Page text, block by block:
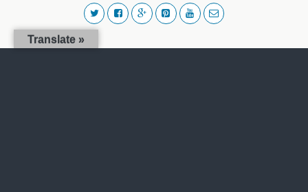
Translate »